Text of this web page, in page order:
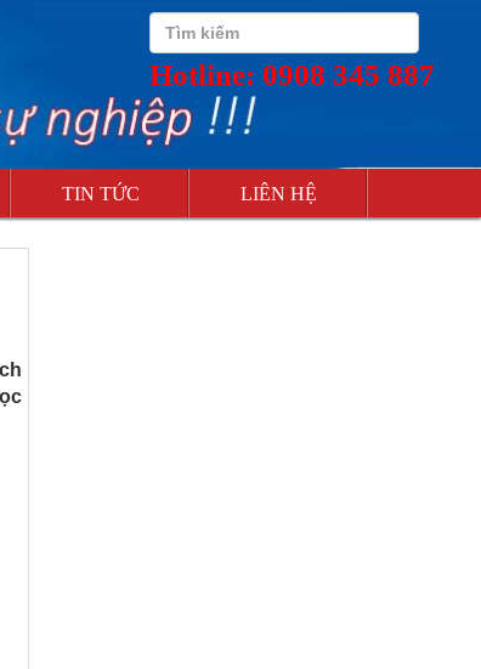
Hotline: 0908 345 887
TIN TỨC LIÊN HỆ